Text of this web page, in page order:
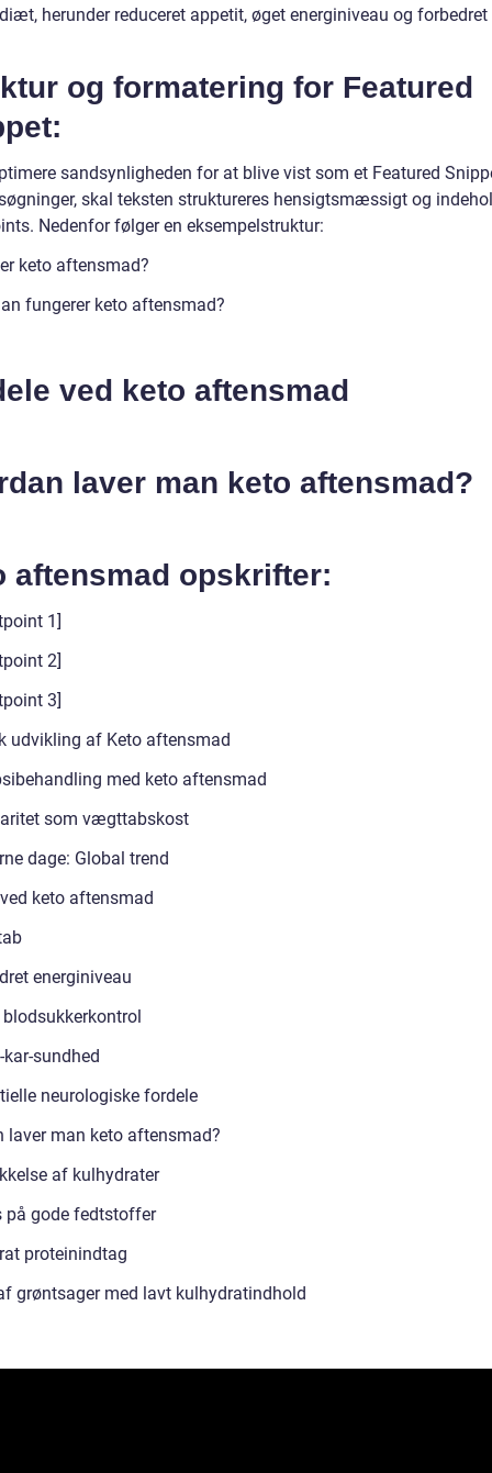
herunder reduceret appetit, øget energiniveau og
og formatering for Featured
sandsynligheden for at blive vist som et Featured
skal teksten struktureres hensigtsmæssigt og
Nedenfor følger en eksempelstruktur:
keto aftensmad?
fungerer keto aftensmad?
ved keto aftensmad
laver man keto aftensmad?
aftensmad opskrifter:
1]
2]
3]
udvikling af Keto aftensmad
med keto aftensmad
som vægttabskost
dage: Global trend
keto aftensmad
energiniveau
sundhed
neurologiske fordele
laver man keto aftensmad?
af kulhydrater
på gode fedtstoffer
proteinindtag
grøntsager med lavt kulhydratindhold